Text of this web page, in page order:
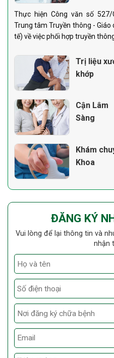
Thực hiện Công văn số 527/
Trung tâm Truyền thông -
tế) về việc phối hợp truyền
Trị liệu
khớp
Cận Lâm
Sàng
Khám
Khoa
ĐĂNG KÝ
Vui lòng để lại thông tin và
nhận